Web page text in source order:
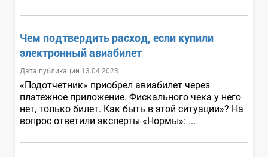
Чем подтвердить расход, если купили
электронный авиабилет
Дата публикации 13.04.2023
«Подотчетник» приобрел авиабилет через
платежное приложение. Фискального чека у него
нет, только билет. Как быть в этой ситуации»? На
вопрос ответили эксперты «Нормы»: ...